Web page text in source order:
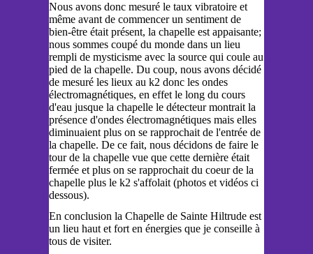
Nous avons donc mesuré le taux vibratoire et
même avant de commencer un sentiment de
bien-être était présent, la chapelle est appaisante;
nous sommes coupé du monde dans un lieu
rempli de mysticisme avec la source qui coule au
pied de la chapelle. Du coup, nous avons décidé
de mesuré les lieux au k2 donc les ondes
électromagnétiques, en effet le long du cours
d'eau jusque la chapelle le détecteur montrait la
présence d'ondes électromagnétiques mais elles
diminuaient plus on se rapprochait de l'entrée de
la chapelle. De ce fait, nous décidons de faire le
tour de la chapelle vue que cette dernière était
fermée et plus on se rapprochait du coeur de la
chapelle plus le k2 s'affolait (photos et vidéos ci
dessous).
En conclusion la Chapelle de Sainte Hiltrude est
un lieu haut et fort en énergies que je conseille à
tous de visiter.